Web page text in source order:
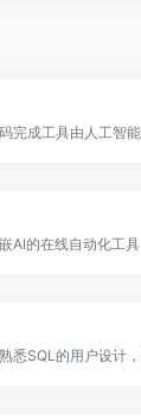
AI的在线自动化工具